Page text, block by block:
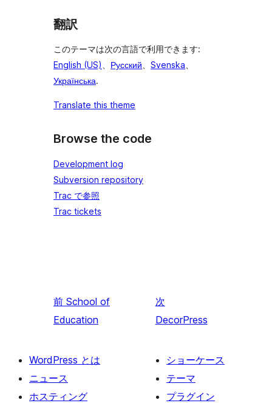
翻訳
このテーマは次の言語で利用できます:
English (US)
Русский Svenska
Українська.
Translate this theme
Browse the code
Development log
Subversion repository
Trac で参照
Trac tickets
前 School of
Education
次
DecorPress
WordPress とは
ニュース
ホスティング
ショーケース
テーマ
プラグイン